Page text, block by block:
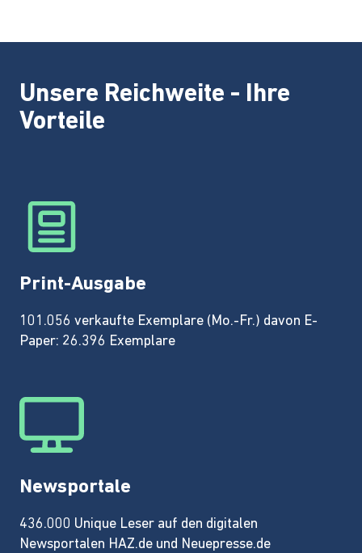
Unsere Reichweite - Ihre
Vorteile
Print-Ausgabe
101.056 verkaufte Exemplare (Mo.-Fr.) davon E-
Paper: 26.396 Exemplare
Newsportale
436.000 Unique Leser auf den digitalen
Newsportalen HAZ.de und Neuepresse.de